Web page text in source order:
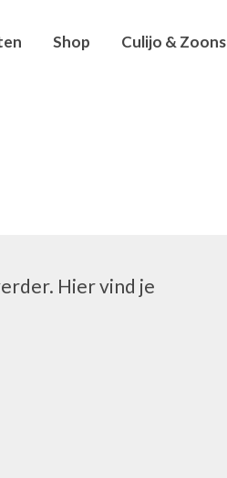
Shop Culijo & Zoons
Hier vind je